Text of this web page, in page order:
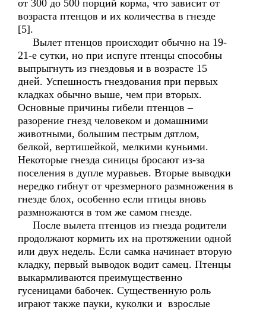
от 300 до 500 порций корма, что зависит от
возраста птенцов и их количества в гнезде
[5].
Вылет птенцов происходит обычно на 19-
21-е сутки, но при испуге птенцы способны
выпрыгнуть из гнездовья и в возрасте 15
дней. Успешность гнездования при первых
кладках обычно выше, чем при вторых.
Основные причины гибели птенцов –
разорение гнезд человеком и домашними
животными, большим пестрым дятлом,
белкой, вертишейкой, мелкими куньими.
Некоторые гнезда синицы бросают из-за
поселения в дупле муравьев. Вторые выводки
нередко гибнут от чрезмерного размножения в
гнезде блох, особенно если птицы вновь
размножаются в том же самом гнезде.
После вылета птенцов из гнезда родители
продолжают кормить их на протяжении одной
или двух недель. Если самка начинает вторую
кладку, первый выводок водит самец. Птенцы
выкармливаются преимущественно
гусеницами бабочек. Существенную роль
играют также пауки, куколки и взрослые